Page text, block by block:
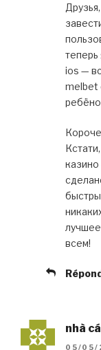
теперь
ios —
melbet
всем!
nhà
05/05/